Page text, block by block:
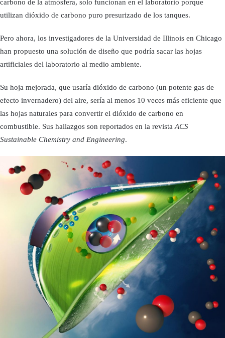
carbono de la atmósfera, solo funcionan en el laboratorio porque
utilizan dióxido de carbono puro presurizado de los tanques.
Pero ahora, los investigadores de la Universidad de Illinois en Chicago
han propuesto una solución de diseño que podría sacar las hojas
artificiales del laboratorio al medio ambiente.
Su hoja mejorada, que usaría dióxido de carbono (un potente gas de
efecto invernadero) del aire, sería al menos 10 veces más eficiente que
las hojas naturales para convertir el dióxido de carbono en
combustible. Sus hallazgos son reportados en la revistaACS
Sustainable Chemistry and Engineering.